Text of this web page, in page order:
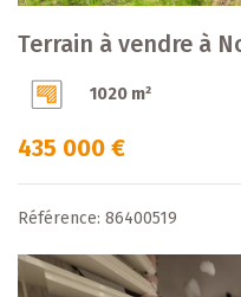
Terrain à vendre à
1020 m²
435 000 €
Référence: 86400519